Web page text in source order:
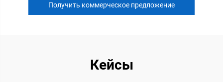
Получить коммерческое предложение
Кейсы